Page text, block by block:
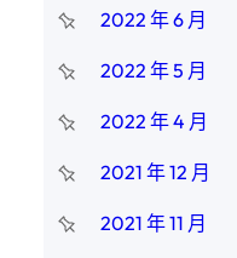
2022 年 6 月
2022 年 5 月
2022 年 4 月
2021 年 12 月
2021 年 11 月